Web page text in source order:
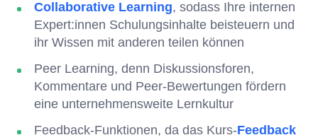
Collaborative Learning, sodass Ihre internen
Expert:innen Schulungsinhalte beisteuern und
ihr Wissen mit anderen teilen können
Peer Learning, denn Diskussionsforen,
Kommentare und Peer-Bewertungen fördern
eine unternehmensweite Lernkultur
Feedback-Funktionen, da das Kurs-Feedback